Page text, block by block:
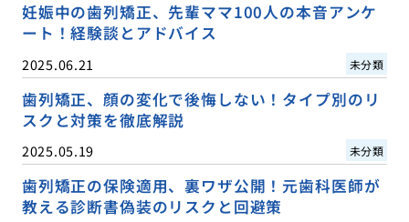
妊娠中の歯列矯正、先輩ママ100人の本音アンケ
ート！経験談とアドバイス
2025.06.21 未分類
歯列矯正、顔の変化で後悔しない！タイプ別のリ
スクと対策を徹底解説
2025.05.19 未分類
歯列矯正の保険適用、裏ワザ公開！元歯科医師が
教える診断書偽装のリスクと回避策